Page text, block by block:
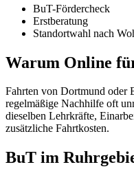
BuT-Fördercheck
Erstberatung
Standortwahl nach
Warum Online
Fahrten von Dortmund oder
regelmäßige Nachhilfe oft
dieselben Lehrkräfte,
zusätzliche Fahrtkosten.
BuT im